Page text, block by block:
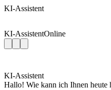
KI-Assistent
KI-AssistentOnline
KI-Assistent
Hallo! Wie kann ich Ihnen